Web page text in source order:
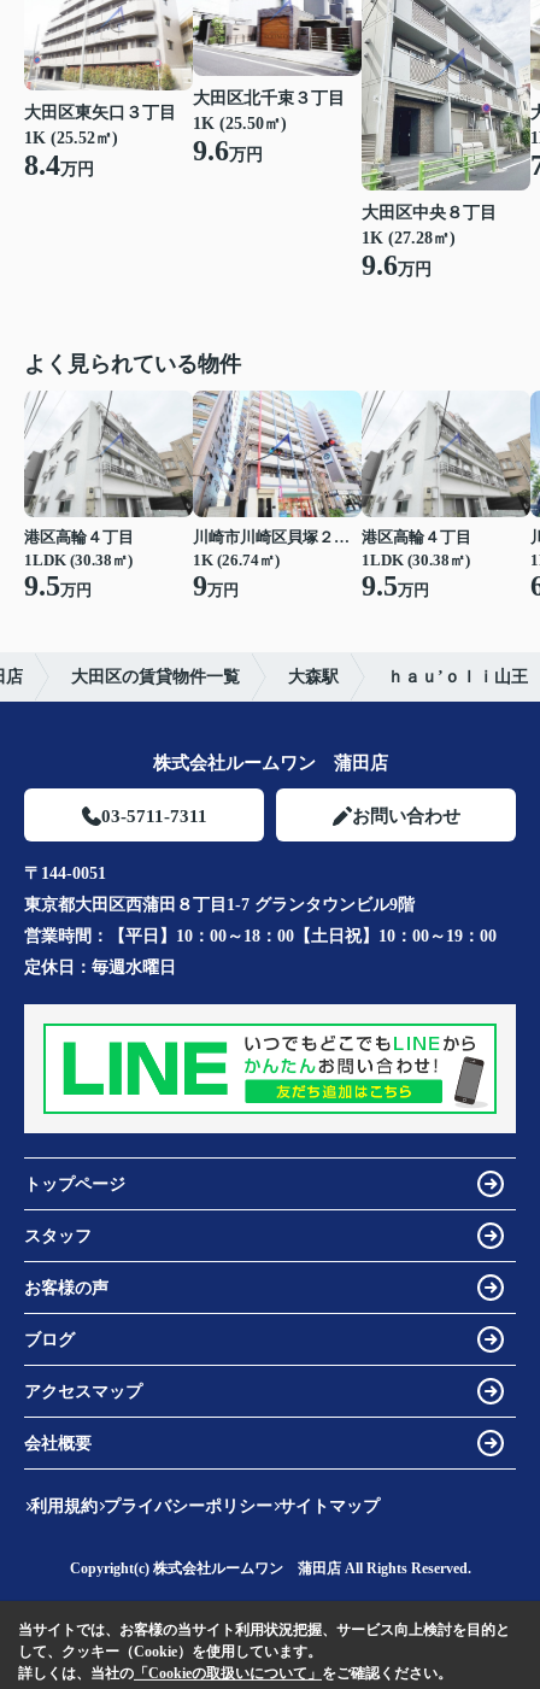
大田区東矢口３丁目
1K (25.52㎡)
8.4万円
大田区北千束３丁目
1K (25.50㎡)
9.6万円
大田区中央８丁目
1K (27.28㎡)
9.6万円
よく見られている物件
港区高輪４丁目
1LDK (30.38㎡)
9.5万円
川崎市川崎区貝塚２丁目
1K (26.74㎡)
9万円
港区高輪４丁目
1LDK (30.38㎡)
9.5万円
店 大田区の賃貸物件一覧 大森駅 ｈａｕ’ｏｌｉ山王
株式会社ルームワン 蒲田店
03-5711-7311 お問い合わせ
〒144-0051
東京都大田区西蒲田８丁目1-7 グランタウンビル9階
営業時間：
【平日】10：00～18：00【土日祝】10：00～19：00
定休日： 毎週水曜日
トップページ
スタッフ
お客様の声
ブログ
アクセスマップ
会社概要
利用規約 プライバシーポリシー サイトマップ
Copyright(c) 株式会社ルームワン 蒲田店 All Rights Reserved.
当サイトでは、お客様の当サイト利用状況把握、サービス向上検討を目的と
して、クッキー（Cookie）を使用しています。
詳しくは、当社の 「Cookieの取扱いについて」 をご確認ください。